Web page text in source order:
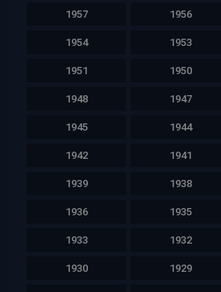
1957 1956
1954 1953
1951 1950
1948 1947
1945 1944
1942 1941
1939 1938
1936 1935
1933 1932
1930 1929